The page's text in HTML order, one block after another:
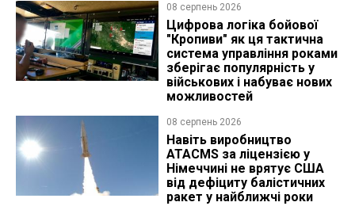
08 серпень 2026
Цифрова логіка бойової
"Кропиви" як ця тактична
система управління роками
зберігає популярність у
військових і набуває нових
можливостей
08 серпень 2026
Навіть виробництво
ATACMS за ліцензією у
Німеччині не врятує США
від дефіциту балістичних
ракет у найближчі роки